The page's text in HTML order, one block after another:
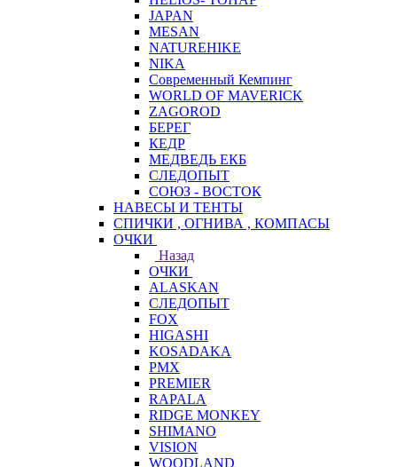
JAPAN
MESAN
NATUREHIKE
NIKA
Современный Кемпинг
WORLD OF MAVERICK
ZAGOROD
БЕРЕГ
КЕДР
МЕДВЕДЬ ЕКБ
СЛЕДОПЫТ
СОЮЗ - ВОСТОК
НАВЕСЫ И ТЕНТЫ
СПИЧКИ , ОГНИВА , КОМПАСЫ
ОЧКИ
Назад
ОЧКИ
ALASKAN
СЛЕДОПЫТ
FOX
HIGASHI
KOSADAKA
PMX
PREMIER
RAPALA
RIDGE MONKEY
SHIMANO
VISION
WOODLAND